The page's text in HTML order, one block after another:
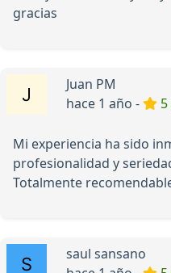
gracias
Juan PM
hace 1 año -
Mi experiencia ha sido
profesionalidad y
Totalmente
saul sansano